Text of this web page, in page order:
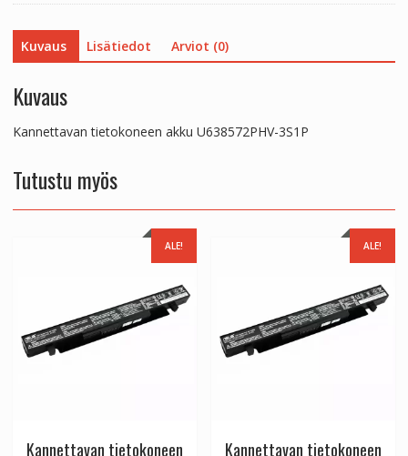
Kuvaus Lisätiedot Arviot (0)
Kuvaus
Kannettavan tietokoneen akku U638572PHV-3S1P
Tutustu myös
ALE!
Kannettavan tietokoneen
ALE!
Kannettavan tietokoneen